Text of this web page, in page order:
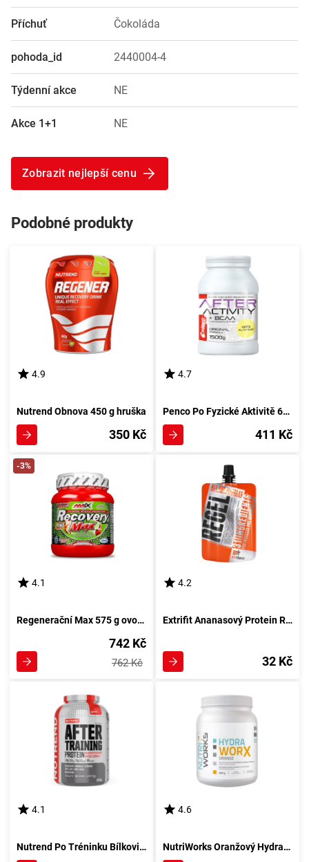
Příchuť Čokoláda
pohoda_id 2440004-4
Týdenní akce NE
Akce 1+1 NE
Zobrazit nejlepší cenu
Podobné produkty
4.9
Nutrend Obnova 450 g hruška
350 Kč
4.7
Penco Po Fyzické Aktivitě 600 g kakaová
411 Kč
-3%
4.1
Regenerační Max 575 g ovocný šťáva punch
742 Kč
762 Kč
4.2
Extrifit Ananasový Protein Regel 80 g
32 Kč
4.1
Nutrend Po Tréninku Bílkoviny 540 g vanilková chuť
4.6
NutriWorks Oranžový Hydratační Koncentrát 500 g